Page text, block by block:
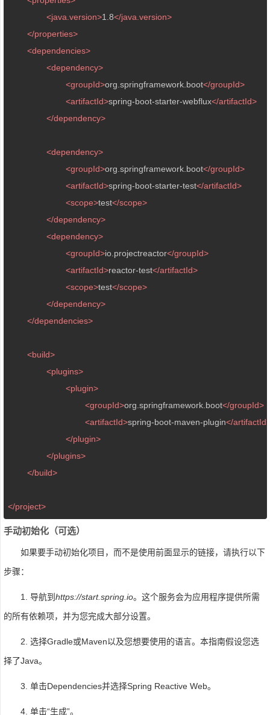
<java.version>1.8</java.version>
</properties>
<dependencies>
<dependency>
<groupId>org.springframework.boot</groupId>
<artifactId>spring-boot-starter-webflux</artifactId>
</dependency>
<dependency>
<groupId>org.springframework.boot</groupId>
<artifactId>spring-boot-starter-test</artifactId>
<scope>test</scope>
</dependency>
<dependency>
<groupId>io.projectreactor</groupId>
<artifactId>reactor-test</artifactId>
<scope>test</scope>
</dependency>
</dependencies>
<build>
<plugins>
<plugin>
<groupId>org.springframework.boot</groupId>
<artifactId>spring-boot-maven-plugin</artifactId
</plugin>
</plugins>
</build>
</project>
手动初始化（可选）
如果要手动初始化项目，而不是使用前面显示的链接，请执行以下
步骤：
1. 导航到 https://start.spring.io。这个服务会为应用程序提供所需
的所有依赖项，并为您完成大部分设置。
2. 选择Gradle或Maven以及您想要使用的语言。本指南假设您选
择了Java。
3. 单击Dependencies并选择Spring Reactive Web。
4. 单击“生成”。